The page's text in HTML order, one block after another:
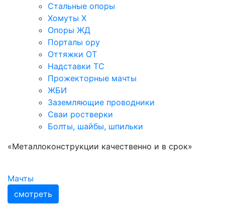
Стальные опоры
Хомуты Х
Опоры ЖД
Порталы ору
Оттяжки ОТ
Надставки ТС
Прожекторные мачты
ЖБИ
Заземляющие проводники
Сваи ростверки
Болты, шайбы, шпильки
«Металлоконструкции качественно и в срок»
Мачты
смотреть